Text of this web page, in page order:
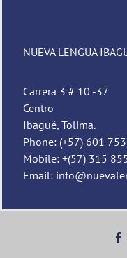
NUEVA LENGUA
Carrera 3 # 10 -37
Centro
Ibagué, Tolima.
Phone: (+57) 601
Mobile: +(57) 315
Email: